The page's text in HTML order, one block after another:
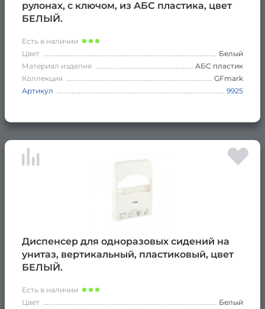
рулонах, с ключом, из АБС пластика, цвет
БЕЛЫЙ.
Есть в наличии
Цвет
Белый
Материал изделия
АБС пластик
Коллекция
GFmark
Артикул
9925
Диспенсер для одноразовых сидений на
унитаз, вертикальный, пластиковый, цвет
БЕЛЫЙ.
Есть в наличии
Цвет
Белый